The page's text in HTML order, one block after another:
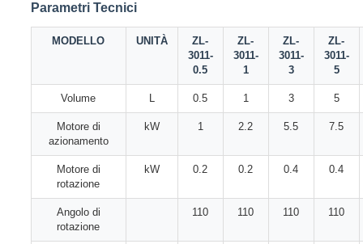
Parametri Tecnici
MODELLO UNITÀ
ZL-
3011-
0.5
ZL-
3011-
1
ZL-
3011-
3
ZL-
3011-
5
Volume L 0.5 1 3 5
Motore di
azionamento
kW 1 2.2 5.5 7.5
Motore di
rotazione
kW 0.2 0.2 0.4 0.4
Angolo di
rotazione
110 110 110 110